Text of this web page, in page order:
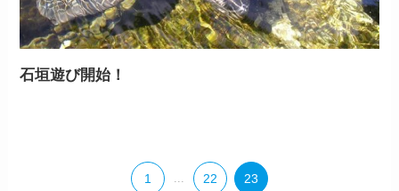
石垣遊び開始！
1 ... 22 23